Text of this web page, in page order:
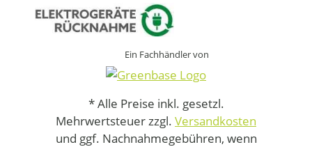
Ein Fachhändler von
* Alle Preise inkl. gesetzl.
Mehrwertsteuer zzgl. Versandkosten
und ggf. Nachnahmegebühren, wenn